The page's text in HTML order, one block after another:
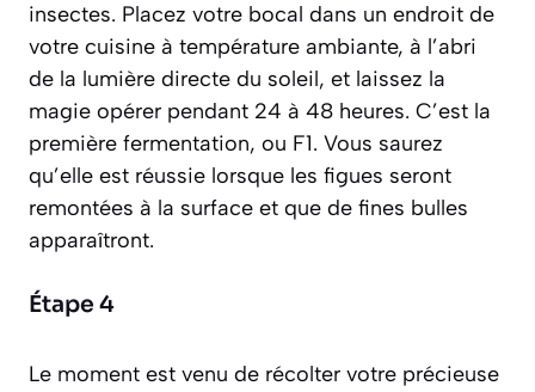
insectes. Placez votre bocal dans un endroit de
votre cuisine à température ambiante, à l’abri
de la lumière directe du soleil, et laissez la
magie opérer pendant 24 à 48 heures. C’est la
première fermentation, ou F1. Vous saurez
qu’elle est réussie lorsque les figues seront
remontées à la surface et que de fines bulles
apparaîtront.
Étape 4
Le moment est venu de récolter votre précieuse